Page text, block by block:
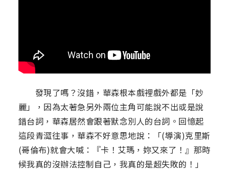
發現了嗎？沒錯，華森根本戲裡戲外都是「妙
麗」，因為太著急另外兩位主角可能說不出或是說
錯台詞，華森居然會跟著默念別人的台詞。回憶起
這段青澀往事，華森不好意思地說：「(導演)克里斯
(哥倫布)就會大喊：『卡！艾瑪，妳又來了！』那時
候我真的沒辦法控制自己，我真的是超失敗的！」